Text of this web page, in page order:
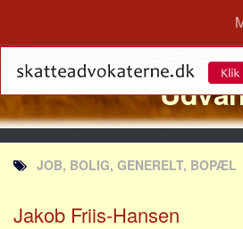
Portal
Udvandrerne.dk
Utvandrerne.no
Utvandrarna.se
Tyskland.dk
England.dk
JOB, BOLIG, GENERELT, BOPÆL
Jakob Friis-Hansen